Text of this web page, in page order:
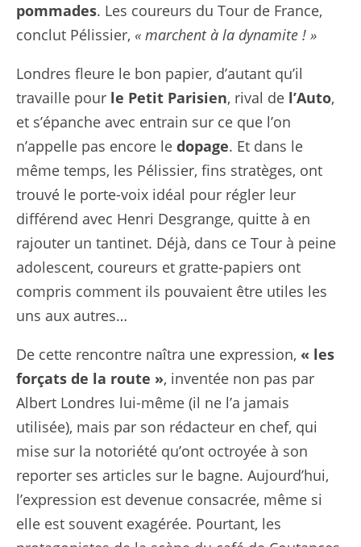
pommades. Les coureurs du Tour de France,
conclut Pélissier, « marchent à la dynamite ! »
Londres fleure le bon papier, d’autant qu’il
travaille pour le Petit Parisien, rival de l’Auto,
et s’épanche avec entrain sur ce que l’on
n’appelle pas encore le dopage. Et dans le
même temps, les Pélissier, fins stratèges, ont
trouvé le porte-voix idéal pour régler leur
différend avec Henri Desgrange, quitte à en
rajouter un tantinet. Déjà, dans ce Tour à peine
adolescent, coureurs et gratte-papiers ont
compris comment ils pouvaient être utiles les
uns aux autres…
De cette rencontre naîtra une expression, « les
forçats de la route », inventée non pas par
Albert Londres lui-même (il ne l’a jamais
utilisée), mais par son rédacteur en chef, qui
mise sur la notoriété qu’ont octroyée à son
reporter ses articles sur le bagne. Aujourd’hui,
l’expression est devenue consacrée, même si
elle est souvent exagérée. Pourtant, les